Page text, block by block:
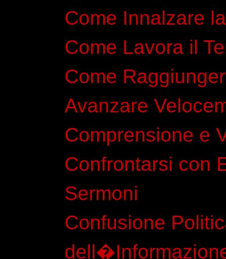
Come Innalzare
Come Lavora il
Come
Avanzare
Comprensione e
Confrontarsi con
Sermoni
Confusione